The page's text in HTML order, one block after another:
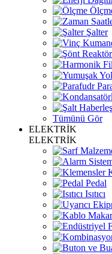
Şalter
Tümünü Gör
ELEKTRİK
ELEKTRİK
Pedal
Isıtıcı